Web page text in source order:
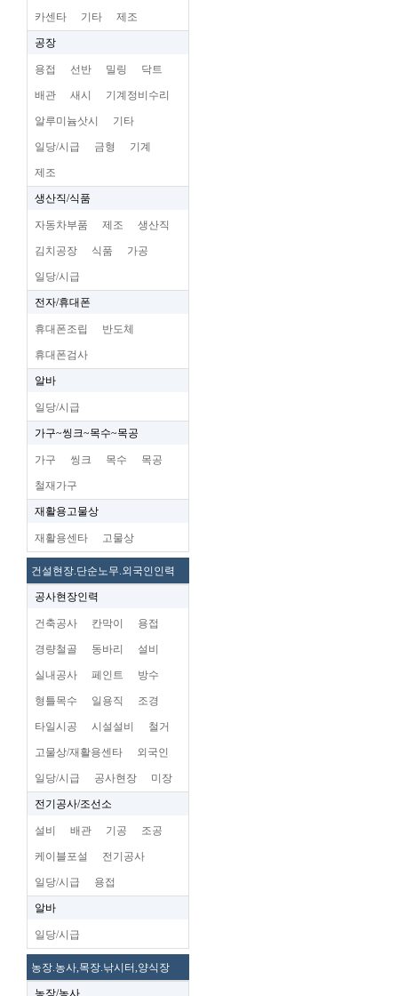
카센타 기타 제조
공장
용접 선반 밀링 닥트
배관 새시 기계정비수리
알루미늄삿시 기타
일당/시급 금형 기계
제조
생산직/식품
자동차부품 제조 생산직
김치공장 식품 가공
일당/시급
전자/휴대폰
휴대폰조립 반도체
휴대폰검사
알바
일당/시급
가구~씽크~목수~목공
가구 씽크 목수 목공
철재가구
재활용고물상
재활용센타 고물상
건설현장.단순노무.외국인인력
공사현장인력
건축공사 칸막이 용접
경량철골 동바리 설비
실내공사 페인트 방수
형틀목수 일용직 조경
타일시공 시설설비 철거
고물상/재활용센타 외국인
일당/시급 공사현장 미장
전기공사/조선소
설비 배관 기공 조공
케이블포설 전기공사
일당/시급 용접
알바
일당/시급
농장.농사,목장.낚시터,양식장
농장/농사